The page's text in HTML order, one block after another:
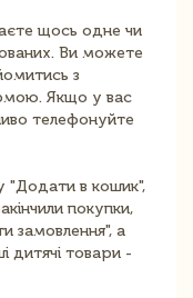
щось одне чи
Ви можете
з
Якщо у вас
телефонуйте
"Додати в кошик",
покупки,
замовлення", а
дитячі товари -